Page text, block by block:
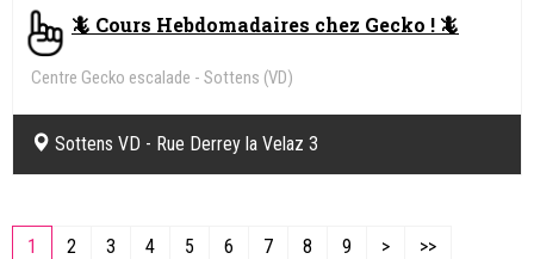
🦎 Cours Hebdomadaires chez Gecko ! 🦎
Centre Gecko escalade - Sottens (VD)
Sottens VD - Rue Derrey la Velaz 3
1 2 3 4 5 6 7 8 9 > >>